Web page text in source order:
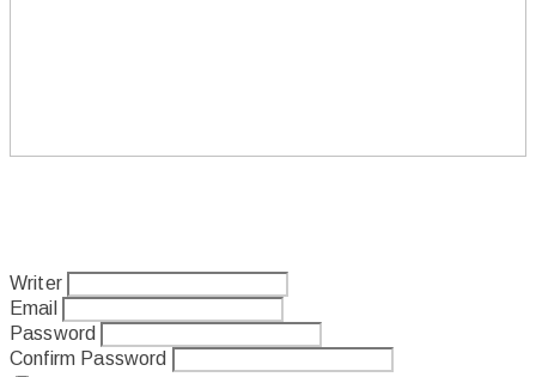
Writer
Email
Password
Confirm Password